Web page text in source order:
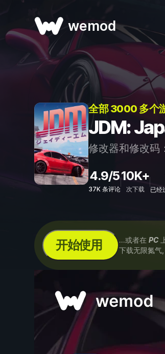
wemod
全部 3000 多个
JDM:
修改器和修改码
4.9/5
37K 条评论
10K+
次下载 已经
开始使用 ...或者在 PC
下载无限氮气